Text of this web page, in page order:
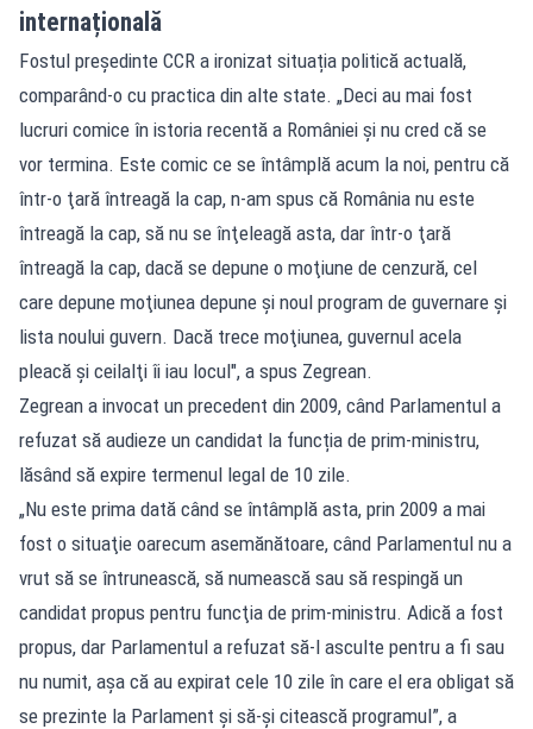
internațională
Fostul președinte CCR a ironizat situația politică actuală,
comparând-o cu practica din alte state. „Deci au mai fost
lucruri comice în istoria recentă a României şi nu cred că se
vor termina. Este comic ce se întâmplă acum la noi, pentru că
într-o ţară întreagă la cap, n-am spus că România nu este
întreagă la cap, să nu se înţeleagă asta, dar într-o ţară
întreagă la cap, dacă se depune o moţiune de cenzură, cel
care depune moţiunea depune şi noul program de guvernare şi
lista noului guvern. Dacă trece moţiunea, guvernul acela
pleacă şi ceilalţi îi iau locul", a spus Zegrean.
Zegrean a invocat un precedent din 2009, când Parlamentul a
refuzat să audieze un candidat la funcția de prim-ministru,
lăsând să expire termenul legal de 10 zile.
„Nu este prima dată când se întâmplă asta, prin 2009 a mai
fost o situaţie oarecum asemănătoare, când Parlamentul nu a
vrut să se întrunească, să numească sau să respingă un
candidat propus pentru funcţia de prim-ministru. Adică a fost
propus, dar Parlamentul a refuzat să-l asculte pentru a fi sau
nu numit, aşa că au expirat cele 10 zile în care el era obligat să
se prezinte la Parlament şi să-şi citească programul”, a